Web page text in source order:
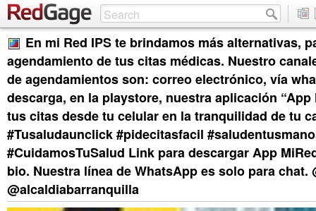
En mi Red IPS te brindamos más alternativas,
agendamiento de tus citas médicas. Nuestro
de agendamientos son: correo electrónico, vía
descarga, en la playstore, nuestra aplicación “App
tus citas desde tu celular en la tranquilidad de tu
#Tusaludaunclick #pidecitasfacil
#CuidamosTuSalud Link para descargar App
bio. Nuestra línea de WhatsApp es solo para chat.
@alcaldiabarranquilla